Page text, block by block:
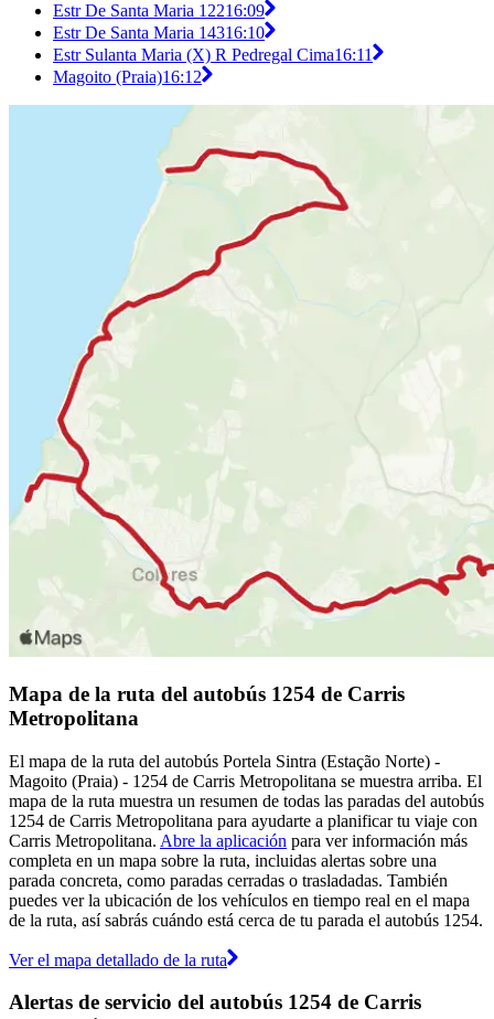
Estr De Santa Maria 12216:09
Estr De Santa Maria 14316:10
Estr Sulanta Maria (X) R Pedregal Cima16:11
Magoito (Praia)16:12
Mapa de la ruta del autobús 1254 de Carris
Metropolitana
El mapa de la ruta del autobús Portela Sintra (Estação Norte) -
Magoito (Praia) - 1254 de Carris Metropolitana se muestra arriba. El
mapa de la ruta muestra un resumen de todas las paradas del autobús
1254 de Carris Metropolitana para ayudarte a planificar tu viaje con
Carris Metropolitana. Abre la aplicación para ver información más
completa en un mapa sobre la ruta, incluidas alertas sobre una
parada concreta, como paradas cerradas o trasladadas. También
puedes ver la ubicación de los vehículos en tiempo real en el mapa
de la ruta, así sabrás cuándo está cerca de tu parada el autobús 1254.
Ver el mapa detallado de la ruta
Alertas de servicio del autobús 1254 de Carris